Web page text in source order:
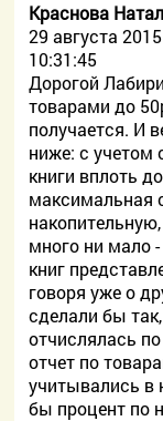
Краснова
29 августа 2015
10:31:45
Дорогой
товарами до
получается. И
ниже: с учетом
книги вплоть
максимальная
много ни мало -
книг
говоря уже о
сделали бы
отчислялась
отчет по
учитывались в
бы процент по